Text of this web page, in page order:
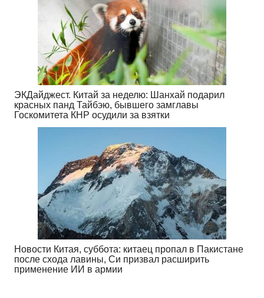
ЭКДайджест. Китай за неделю: Шанхай подарил
красных панд Тайбэю, бывшего замглавы
Госкомитета КНР осудили за взятки
Новости Китая, суббота: китаец пропал в Пакистане
после схода лавины, Си призвал расширить
применение ИИ в армии